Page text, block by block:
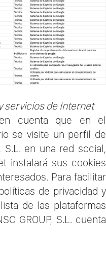
servicios de Internet
cuenta que en el
se visite un perfil de
S.L. en una red social,
instalará sus cookies
Para facilitar
de privacidad y
de las plataformas
GROUP, S.L. cuenta